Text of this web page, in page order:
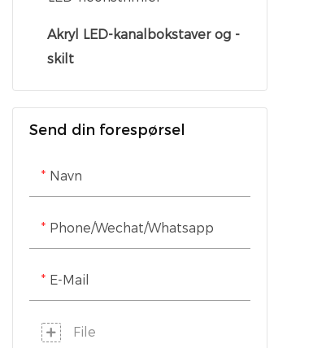
Utdanning neonskilt
Akryl LED-kanalbokstaver og -
skilt
Send din forespørsel
Navn
Phone/Wechat/Whatsapp
E-Mail
File